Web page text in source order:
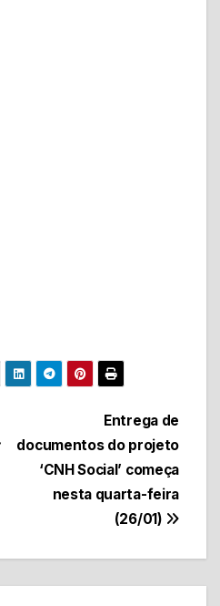
Entrega de
documentos do projeto
‘CNH Social’ começa
nesta quarta-feira
(26/01)